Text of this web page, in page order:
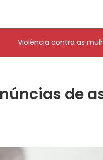
Violência contra as
de